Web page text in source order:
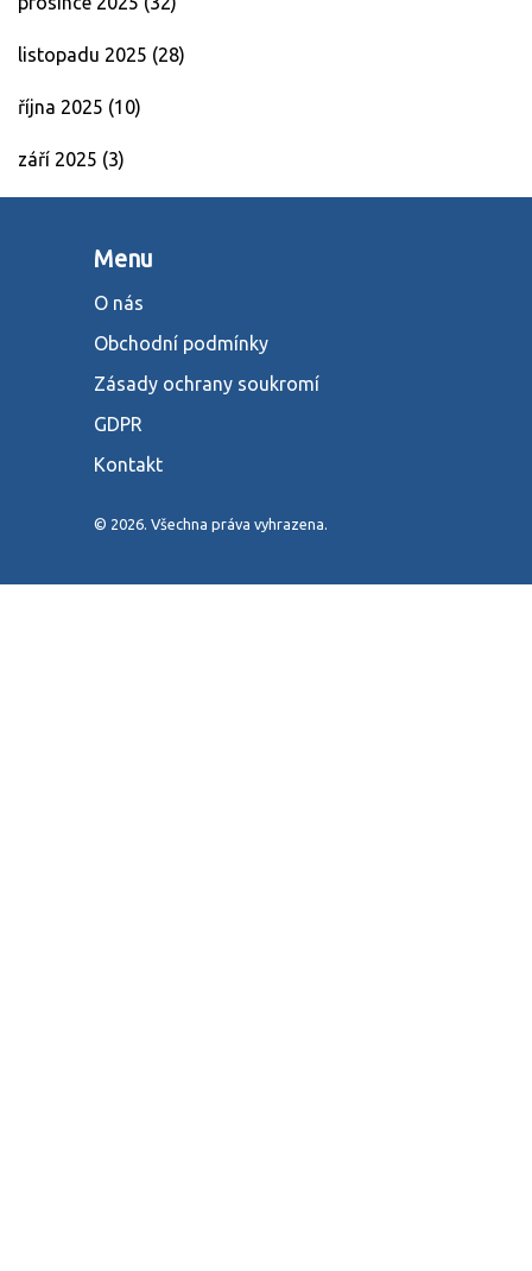
listopadu 2025 (28)
října 2025 (10)
září 2025 (3)
Menu
O nás
Obchodní podmínky
Zásady ochrany soukromí
GDPR
Kontakt
© 2026. Všechna práva vyhrazena.